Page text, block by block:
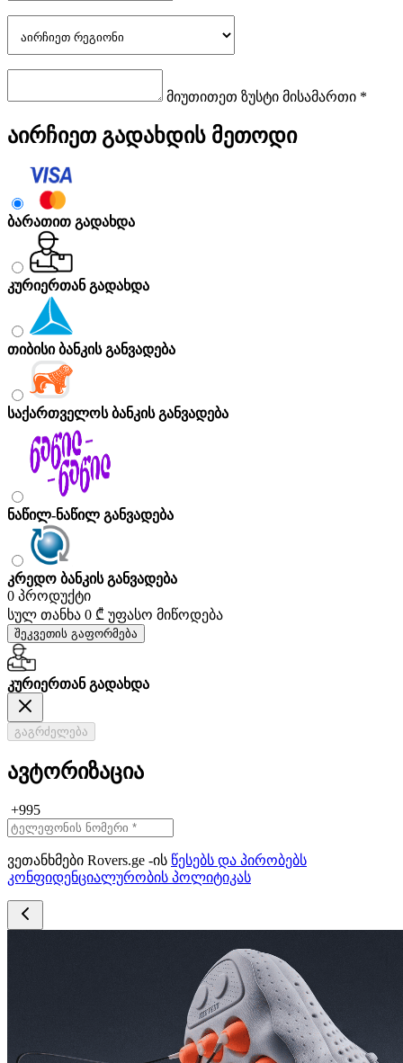
მიუთითეთ ზუსტი მისამართი *
აირჩიეთ გადახდის მეთოდი
ბარათით გადახდა
კურიერთან გადახდა
თიბისი ბანკის განვადება
საქართველოს ბანკის განვადება
ნაწილ-ნაწილ განვადება
კრედო ბანკის განვადება
0 პროდუქტი
სულ თანხა 0 ₾ უფასო მიწოდება
შეკვეთის გაფორმება
კურიერთან გადახდა
გაგრძელება
ავტორიზაცია
+995
ვეთანხმები Rovers.ge -ის წესებს და პირობებს
კონფიდენციალურობის პოლიტიკას